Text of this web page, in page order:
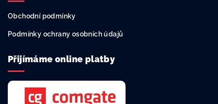
Obchodní podmínky
Podmínky ochrany osobních údajů
Přijímáme online platby